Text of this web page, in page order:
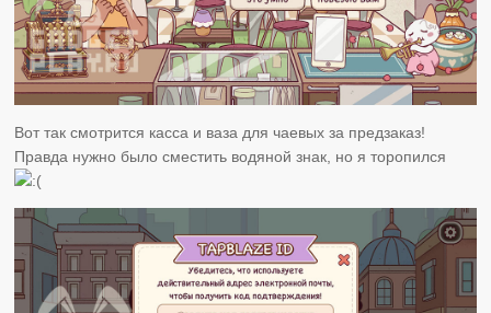
Вот так смотрится касса и ваза для чаевых за предзаказ!
Правда нужно было сместить водяной знак, но я торопился